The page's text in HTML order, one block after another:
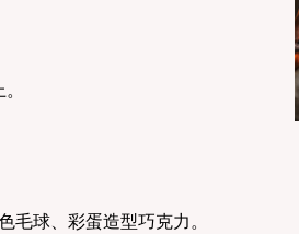
毛球、彩蛋造型巧克力。